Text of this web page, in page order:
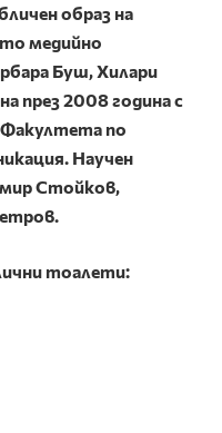
образ на
медийно
Буш, Хилари
през 2008 година с
по
Научен
Стойков,
тоалети: